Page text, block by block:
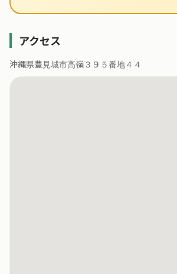
アクセス
沖縄県豊見城市高嶺３９５番地４４